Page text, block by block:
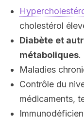
cholestérol
Diabète et
métaboliques.
Maladies
Contrôle du
médicaments,